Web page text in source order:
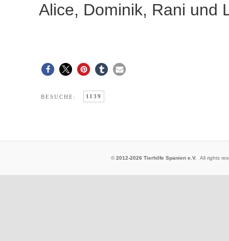
Alice, Dominik, Rani und
BESUCHE: 1139
©2012-2026 Tierhilfe Spanien e.V.All rights